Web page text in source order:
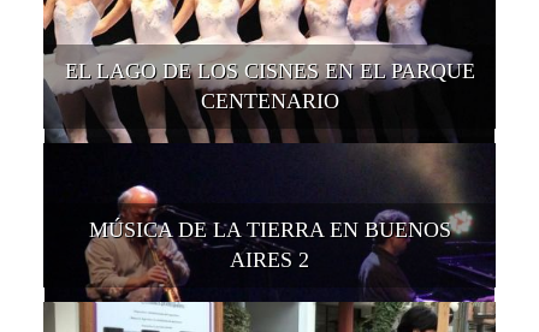
EL LAGO DE LOS CISNES EN EL PARQUE
CENTENARIO
MÚSICA DE LA TIERRA EN BUENOS
AIRES 2